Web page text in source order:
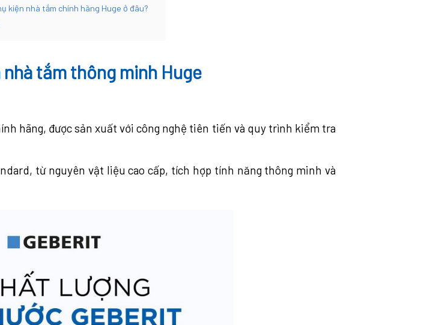
kiện nhà tắm chính hãng Huge ở đâu?
tắm thông minh Huge
hãng, được sản xuất với công nghệ tiên tiến và quy trình kiểm tra
từ nguyên vật liệu cao cấp, tích hợp tính năng thông minh và